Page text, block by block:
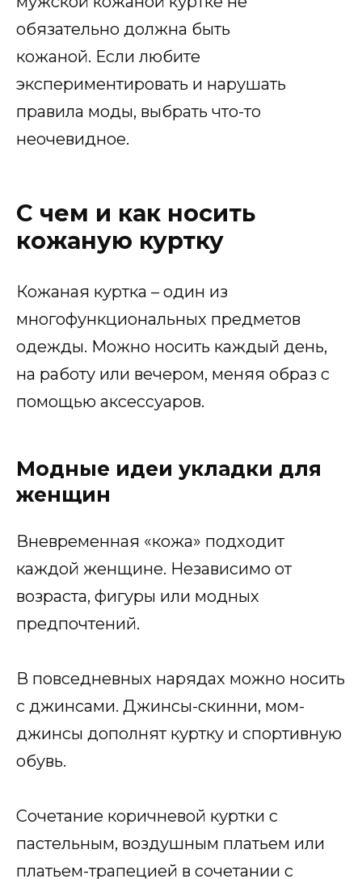
обязательно должна быть
кожаной. Если любите
экспериментировать и нарушать
правила моды, выбрать что-то
неочевидное.
С чем и как носить
кожаную куртку
Кожаная куртка – один из
многофункциональных предметов
одежды. Можно носить каждый день,
на работу или вечером, меняя образ с
помощью аксессуаров.
Модные идеи укладки для
женщин
Вневременная «кожа» подходит
каждой женщине. Независимо от
возраста, фигуры или модных
предпочтений.
В повседневных нарядах можно носить
с джинсами. Джинсы-скинни, мом-
джинсы дополнят куртку и спортивную
обувь.
Сочетание коричневой куртки с
пастельным, воздушным платьем или
платьем-трапецией в сочетании с